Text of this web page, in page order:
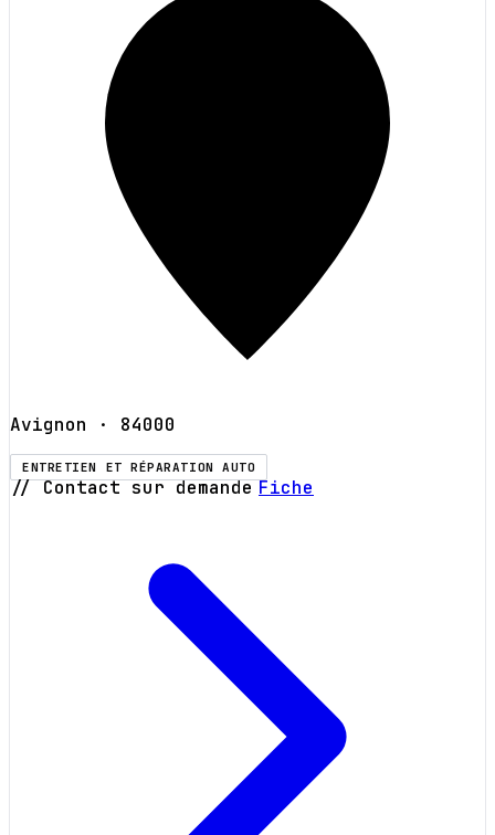
Avignon · 84000
ENTRETIEN ET RÉPARATION AUTO
// Contact sur demande Fiche